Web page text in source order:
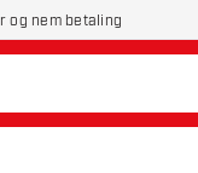
og nem betaling